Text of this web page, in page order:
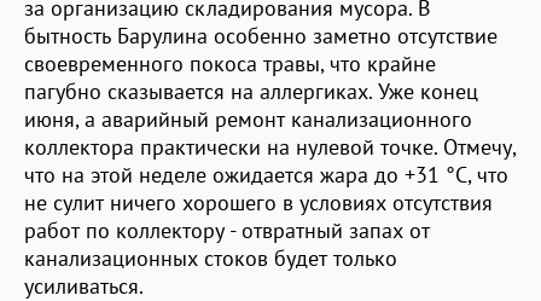
за организацию складирования мусора. В
бытность Барулина особенно заметно отсутствие
своевременного покоса травы, что крайне
пагубно сказывается на аллергиках. Уже конец
июня, а аварийный ремонт канализационного
коллектора практически на нулевой точке. Отмечу,
что на этой неделе ожидается жара до +31 °С, что
не сулит ничего хорошего в условиях отсутствия
работ по коллектору - отвратный запах от
канализационных стоков будет только
усиливаться.